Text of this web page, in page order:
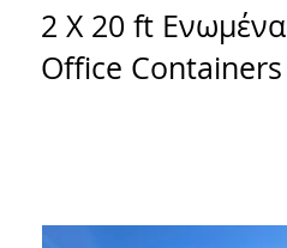
2 Χ 20 ft Ενωμένα
Office Containers